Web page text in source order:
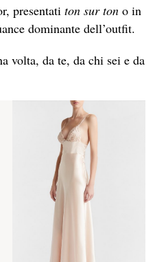
presentati ton sur ton o in
dominante dell’outfit.
volta, da te, da chi sei e da